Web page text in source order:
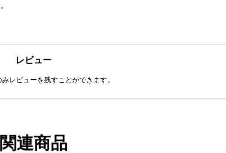
レビュー
レビューを残すことができます。
関連商品